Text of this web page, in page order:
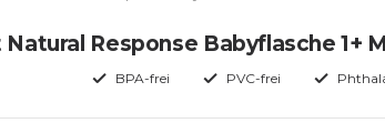
Response Babyflasche 1+
BPA-frei PVC-frei